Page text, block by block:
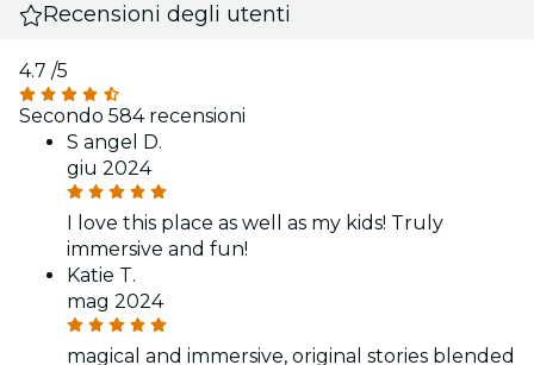
Recensioni degli utenti
4.7 /5
Secondo 584 recensioni
S angel D.
giu 2024
I love this place as well as my kids! Truly
immersive and fun!
Katie T.
mag 2024
magical and immersive, original stories blended